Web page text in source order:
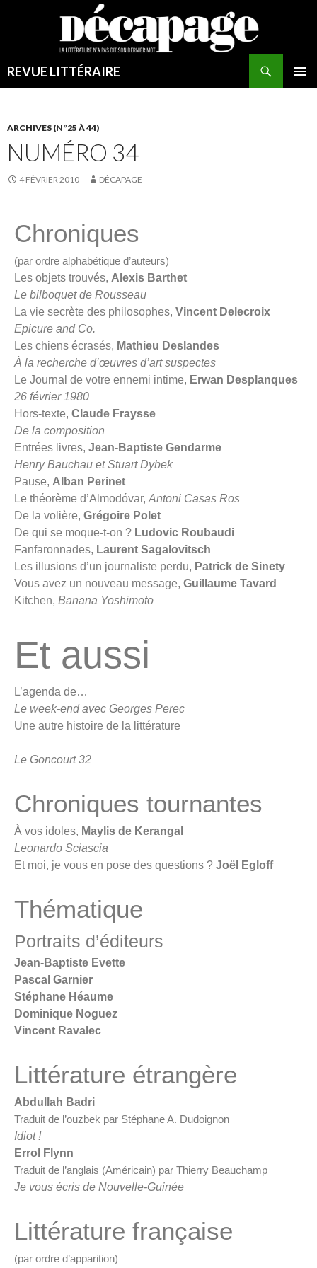
REVUE LITTÉRAIRE
ARCHIVES (N°25 À 44)
NUMÉRO 34
4 FÉVRIER 2010 DÉCAPAGE
Chroniques
(par ordre alphabétique d’auteurs)
Les objets trouvés, Alexis Barthet
Le bilboquet de Rousseau
La vie secrète des philosophes, Vincent Delecroix
Epicure and Co.
Les chiens écrasés, Mathieu Deslandes
À la recherche d’œuvres d’art suspectes
Le Journal de votre ennemi intime, Erwan Desplanques
26 février 1980
Hors-texte, Claude Fraysse
De la composition
Entrées livres, Jean-Baptiste Gendarme
Henry Bauchau et Stuart Dybek
Pause, Alban Perinet
Le théorème d’Almodóvar, Antoni Casas Ros
De la volière, Grégoire Polet
De qui se moque-t-on ? Ludovic Roubaudi
Fanfaronnades, Laurent Sagalovitsch
Les illusions d’un journaliste perdu, Patrick de Sinety
Vous avez un nouveau message, Guillaume Tavard
Kitchen, Banana Yoshimoto
Et aussi
L’agenda de…
Le week-end avec Georges Perec
Une autre histoire de la littérature
Le Goncourt 32
Chroniques tournantes
À vos idoles, Maylis de Kerangal
Leonardo Sciascia
Et moi, je vous en pose des questions ? Joël Egloff
Thématique
Portraits d’éditeurs
Jean-Baptiste Evette
Pascal Garnier
Stéphane Héaume
Dominique Noguez
Vincent Ravalec
Littérature étrangère
Abdullah Badri
Traduit de l’ouzbek par Stéphane A. Dudoignon
Idiot !
Errol Flynn
Traduit de l’anglais (Américain) par Thierry Beauchamp
Je vous écris de Nouvelle-Guinée
Littérature française
(par ordre d’apparition)